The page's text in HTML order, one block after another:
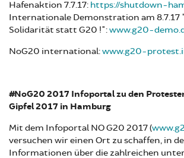
Hafenaktion 7.7.17: https://shutdown-
Internationale Demonstration am 8.7.17
Solidarität statt G20 !":www.g20-
NoG20 international:www.g20-
#NoG20 2017 Infoportal zu den
Gipfel 2017 in Hamburg
Mit dem Infoportal NO G20 2017 (
versuchen wir einen Ort zu schaffen, in
Informationen über die zahlreichen